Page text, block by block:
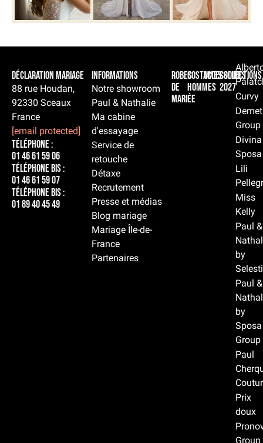
Déclaration Mariage
88 rue Houdan,
92330 Sceaux
France
[email protected]
Téléphone :
01 46 61 59 06
Téléphone BIS :
01 46 61 59 07
Téléphone BIS :
01 89 40 45 49
Informations
Notre showroom
Paul & Nathalie
Ma cabine
d'essayage
Service de
retouche
Détaxe
Recrutement
Presse et médias
Blog mariage
Mariage Île-de-
France
Partenaires
Robes
de
mariée
Costumes
hommes
Accessoires
Collections
2027
Curvy
Group
Divina
Sposa
Lili
Miss
Kelly
Paul &
by
Paul &
by
Sposa
Group
Paul
Prix
doux
Group